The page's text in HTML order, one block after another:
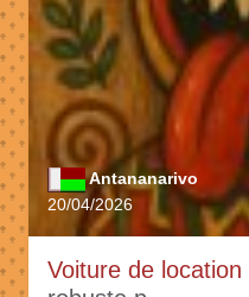
Antananarivo
20/04/2026
Voiture de location